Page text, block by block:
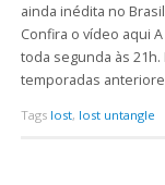
ainda inédita no
Confira o vídeo aqui
toda segunda às
temporadas
Tags lost, lost untangle